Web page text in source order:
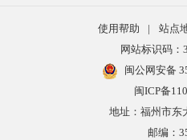
使用帮助 | 站点
网站标识码：
闽公网安备
闽ICP备
地址：福州市东
邮编：